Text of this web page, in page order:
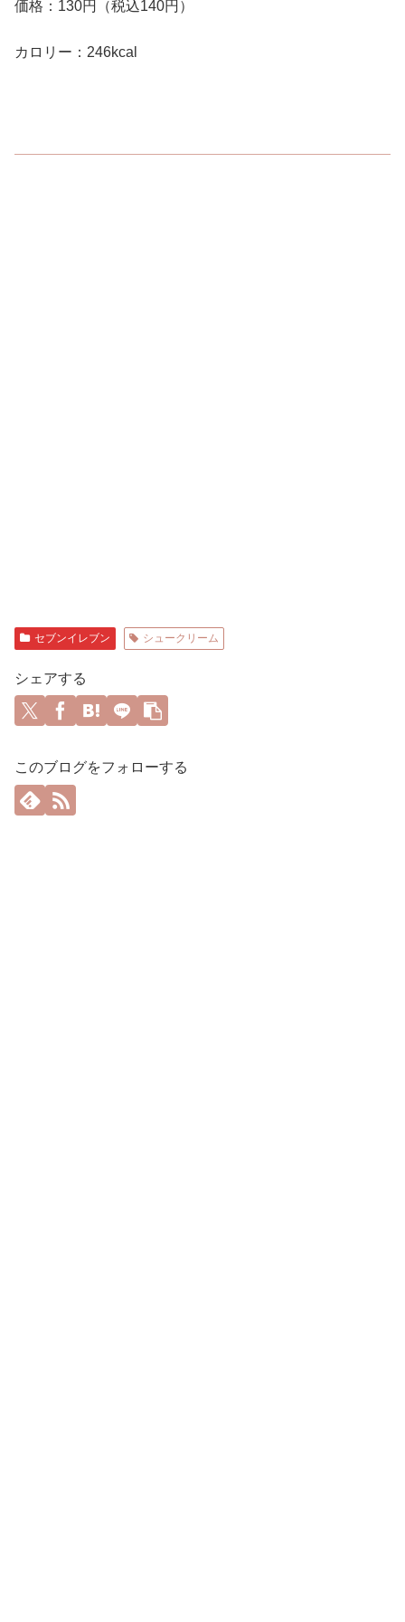
価格：130円（税込140円）
カロリー：246kcal
セブンイレブン シュークリーム
シェアする
このブログをフォローする